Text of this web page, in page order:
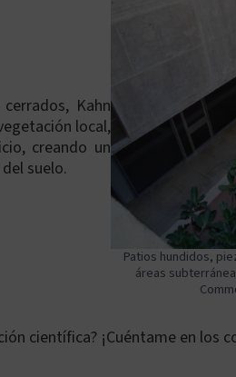
Kahn
local,
creando un
suelo.
Patios hundidos,
áreas
científica? ¡Cuéntame en los